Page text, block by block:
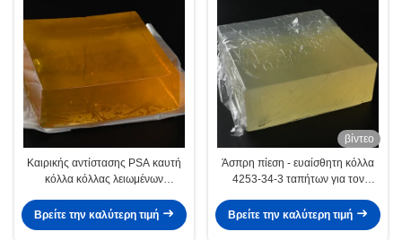
Καιρικής αντίστασης PSA καυτή
κόλλα κόλλας λειωμένων
για το τρισδιάστατο έγγραφο
Βρείτε την καλύτερη τιμή
βίντεο
Άσπρη πίεση - ευαίσθητη κόλλα
4253-34-3 ταπήτων για τον
Βρείτε την καλύτερη τιμή